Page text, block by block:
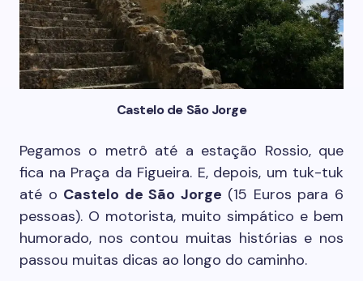
Castelo de São Jorge
Pegamos o metrô até a estação Rossio, que
fica na Praça da Figueira. E, depois, um tuk-tuk
até o Castelo de São Jorge (15 Euros para 6
pessoas). O motorista, muito simpático e bem
humorado, nos contou muitas histórias e nos
passou muitas dicas ao longo do caminho.